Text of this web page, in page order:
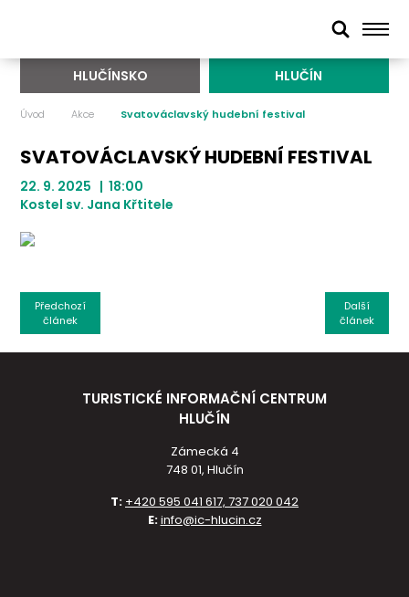
HLUČÍNSKO HLUČÍN
Úvod Akce Svatováclavský hudební festival
SVATOVÁCLAVSKÝ HUDEBNÍ FESTIVAL
22. 9. 2025 | 18:00
Kostel sv. Jana Křtitele
Další
článek
Předchozí
článek
TURISTICKÉ INFORMAČNÍ CENTRUM
HLUČÍN
Zámecká 4
748 01, Hlučín
T: +420 595 041 617, 737 020 042
E:info@ic-hlucin.cz